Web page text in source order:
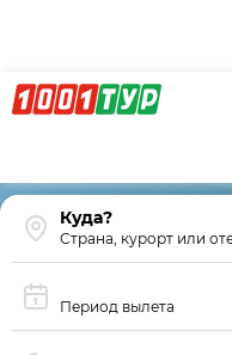
Страна, курорт или
Период вылета